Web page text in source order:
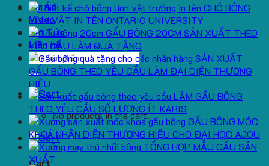
Dự Án
Video
Tin Tức
Liên hệ
Search
for:
No products in the cart.
Cart
CHÓ BÔNG
LINH VẬT IN TÊN ONTARIO UNIVERSITY
GẤU BÔNG 20CM SẢN XUẤT THEO
YÊU CẦU LÀM QUÀ TẶNG
SẢN XUẤT
GẤU BÔNG THEO YÊU CẦU LÀM ĐẠI DIỆN THƯƠNG
HIỆU
LÀM GẤU BÔNG
THEO YÊU CẦU SỐ LƯỢNG ÍT KARIS
GẤU BÔNG MÓC
KHOÁ NHẬN DIỆN THƯƠNG HIỆU CHO ĐẠI HỌC AJOU
TỔNG HỢP MẪU GẤU SẢN
XUẤT